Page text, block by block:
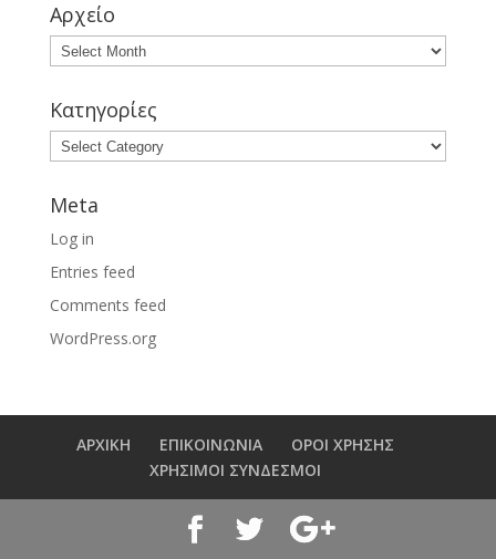
Αρχείο
Κατηγορίες
Meta
Log in
Entries feed
Comments feed
WordPress.org
ΑΡΧΙΚΗ ΕΠΙΚΟΙΝΩΝΙΑ
ΟΡΟΙ ΧΡΗΣΗΣ
ΧΡΗΣΙΜΟΙ ΣΥΝΔΕΣΜΟΙ